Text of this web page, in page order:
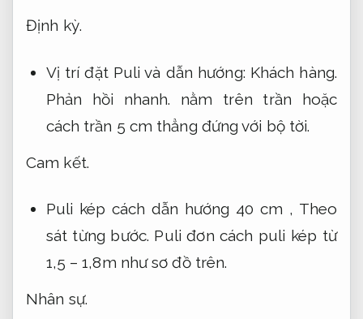
Định kỳ.
Vị trí đặt Puli và dẫn hướng: Khách hàng.
Phản hồi nhanh. nằm trên trần hoặc
cách trần 5 cm thẳng đứng với bộ tời.
Cam kết.
Puli kép cách dẫn hướng 40 cm , Theo
sát từng bước. Puli đơn cách puli kép từ
1,5 – 1,8m như sơ đồ trên.
Nhân sự.